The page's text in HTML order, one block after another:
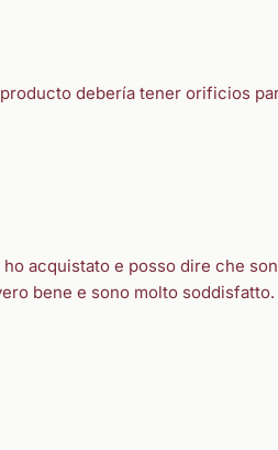
debería tener orificios
acquistato e posso dire che
bene e sono molto soddisfatto.